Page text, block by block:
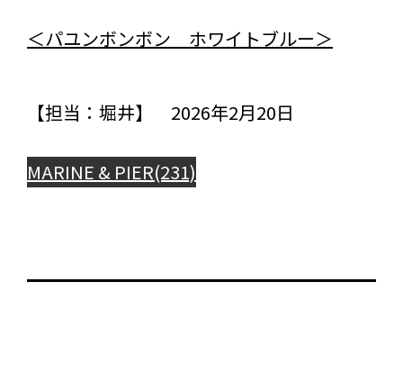
＜パユンボンボン ホワイトブルー＞
【担当：堀井】 2026年2月20日
MARINE & PIER(231)